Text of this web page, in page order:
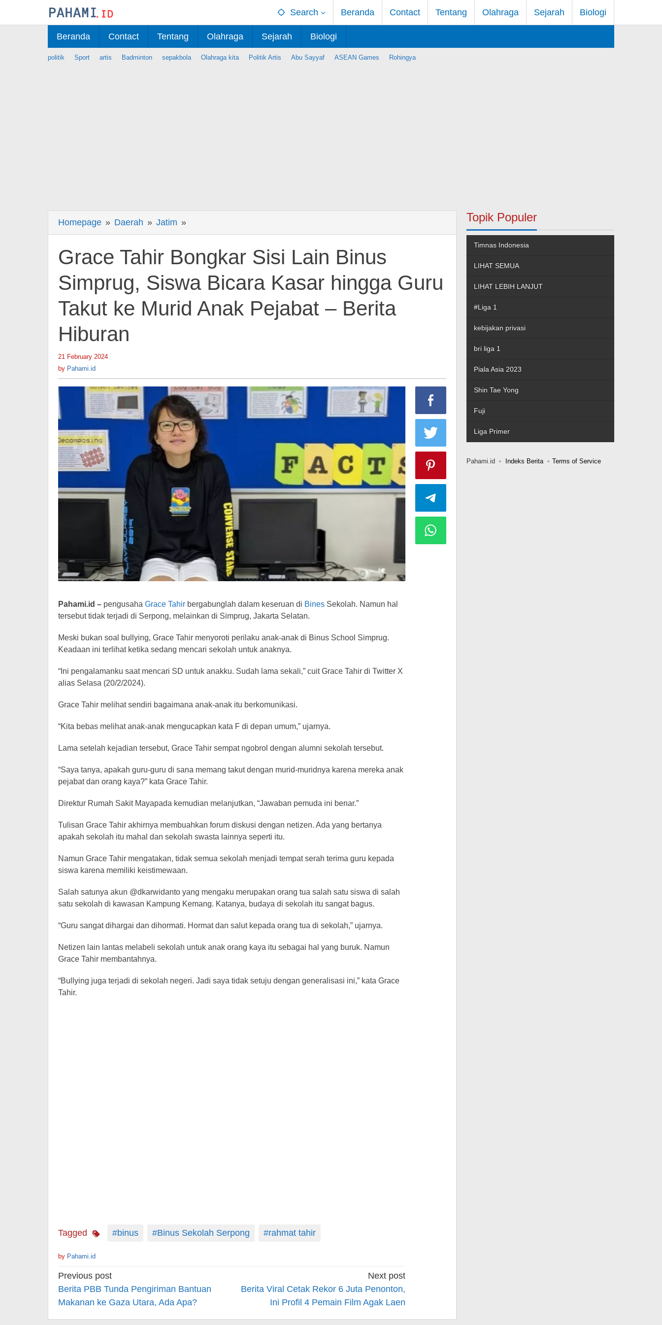
Search Beranda Contact Tentang Olahraga Sejarah Biologi
Beranda Contact Tentang Olahraga Sejarah Biologi
politik Sport artis Badminton sepakbola Olahraga kita Politik Artis Abu Sayyaf ASEAN Games Rohingya
Homepage » Daerah » Jatim »
Tahir
Bongkar
Sisi
Binus
Simprug,
Siswa
Takut
ke
Murid
Anak
Pejabat
-
Berita
Grace Tahir Bongkar Sisi Lain Binus
Simprug, Siswa Bicara Kasar hingga Guru
Takut ke Murid Anak Pejabat – Berita
Hiburan
21 February 2024
by Pahami.id
Pahami.id – pengusaha Grace Tahir bergabunglah dalam keseruan di Bines Sekolah. Namun hal
tersebut tidak terjadi di Serpong, melainkan di Simprug, Jakarta Selatan.
Meski bukan soal bullying, Grace Tahir menyoroti perilaku anak-anak di Binus School Simprug.
Keadaan ini terlihat ketika sedang mencari sekolah untuk anaknya.
“Ini pengalamanku saat mencari SD untuk anakku. Sudah lama sekali,” cuit Grace Tahir di Twitter X
alias Selasa (20/2/2024).
Grace Tahir melihat sendiri bagaimana anak-anak itu berkomunikasi.
“Kita bebas melihat anak-anak mengucapkan kata F di depan umum,” ujarnya.
Lama setelah kejadian tersebut, Grace Tahir sempat ngobrol dengan alumni sekolah tersebut.
“Saya tanya, apakah guru-guru di sana memang takut dengan murid-muridnya karena mereka anak
pejabat dan orang kaya?” kata Grace Tahir.
Direktur Rumah Sakit Mayapada kemudian melanjutkan, “Jawaban pemuda ini benar.”
Tulisan Grace Tahir akhirnya membuahkan forum diskusi dengan netizen. Ada yang bertanya
apakah sekolah itu mahal dan sekolah swasta lainnya seperti itu.
Namun Grace Tahir mengatakan, tidak semua sekolah menjadi tempat serah terima guru kepada
siswa karena memiliki keistimewaan.
Salah satunya akun @dkarwidanto yang mengaku merupakan orang tua salah satu siswa di salah
satu sekolah di kawasan Kampung Kemang. Katanya, budaya di sekolah itu sangat bagus.
“Guru sangat dihargai dan dihormati. Hormat dan salut kepada orang tua di sekolah,” ujarnya.
Netizen lain lantas melabeli sekolah untuk anak orang kaya itu sebagai hal yang buruk. Namun
Grace Tahir membantahnya.
“Bullying juga terjadi di sekolah negeri. Jadi saya tidak setuju dengan generalisasi ini,” kata Grace
Tahir.
Tagged #binus #Binus Sekolah Serpong #rahmat tahir
by Pahami.id
Post
navigation
Previous post
Berita PBB Tunda Pengiriman Bantuan
Makanan ke Gaza Utara, Ada Apa?
Next post
Berita Viral Cetak Rekor 6 Juta Penonton,
Ini Profil 4 Pemain Film Agak Laen
Topik Populer
Timnas Indonesia
LIHAT SEMUA
LIHAT LEBIH LANJUT
#Liga 1
kebijakan privasi
bri liga 1
Piala Asia 2023
Shin Tae Yong
Fuji
Liga Primer
Pahami.id Indeks Berita Terms of Service